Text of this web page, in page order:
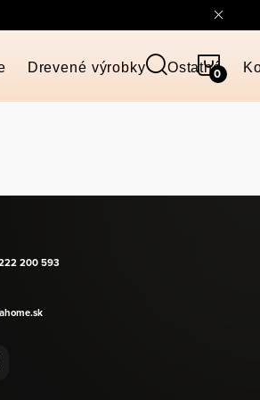
Drevené výrobky Ostatné
200 593